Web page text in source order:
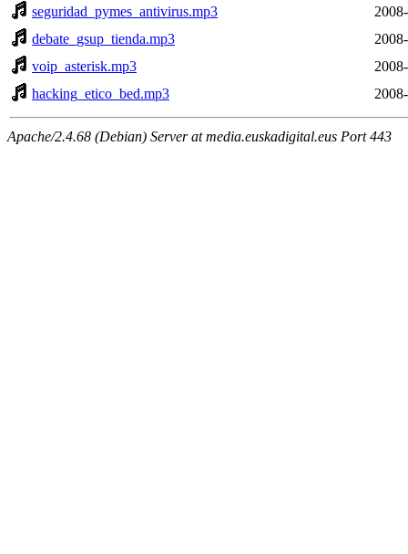
seguridad_pymes_antivirus.mp3
debate_gsup_tienda.mp3
voip_asterisk.mp3
hacking_etico_bed.mp3
Apache/2.4.68 (Debian) Server at media.euskadigital.eus Port 443